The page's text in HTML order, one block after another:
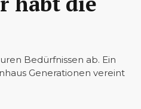
Bedürfnissen ab. Ein
Generationen vereint